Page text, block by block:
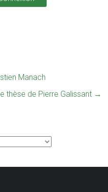
Manach
thèse de Pierre Galissant →